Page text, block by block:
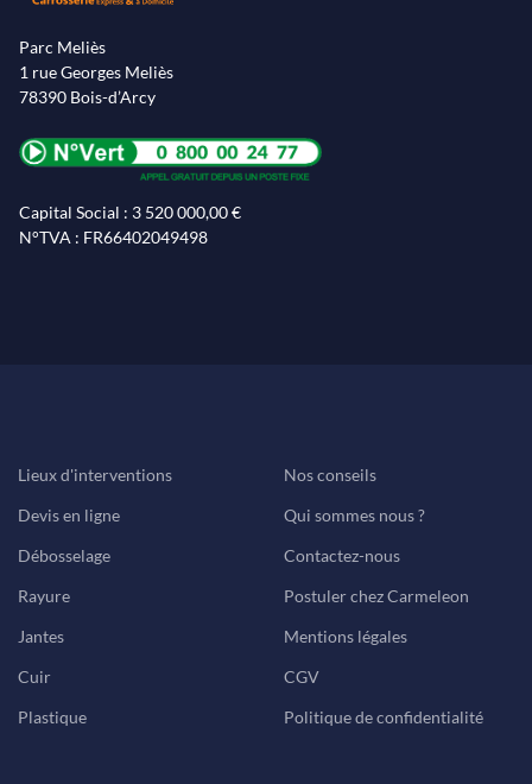
Parc Meliès
1 rue Georges Meliès
78390 Bois-d’Arcy
Capital Social : 3 520 000,00 €
N°TVA : FR66402049498
Lieux d'interventions
Devis en ligne
Débosselage
Rayure
Jantes
Cuir
Plastique
Nos conseils
Qui sommes nous ?
Contactez-nous
Postuler chez Carmeleon
Mentions légales
CGV
Politique de confidentialité